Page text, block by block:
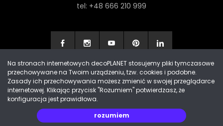
tel: +48 666 210 999
Made with by Progres Media & decoPLANET
Na stronach internetowych decoPLANET stosujemy pliki tymczasowe
przechowywane na Twoim urządzeniu, tzw. cookies i podobne.
Zasady ich przechowywania możesz zmienić w swojej przeglądarce
internetowej. Klikając przycisk "Rozumiem" potwierdzasz, że
konfiguracja jest prawidłowa.
rozumiem